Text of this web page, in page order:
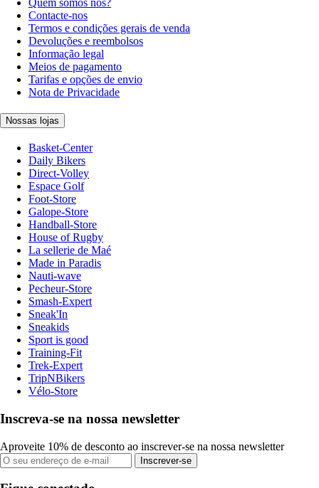
Contacte-nos
Termos e condições gerais de venda
Devoluções e reembolsos
Informação legal
Meios de pagamento
Tarifas e opções de envio
Nota de Privacidade
Nossas lojas
Basket-Center
Daily Bikers
Direct-Volley
Espace Golf
Foot-Store
Galope-Store
Handball-Store
House of Rugby
La sellerie de Maé
Made in Paradis
Nauti-wave
Pecheur-Store
Smash-Expert
Sneak'In
Sneakids
Sport is good
Training-Fit
Trek-Expert
TripNBikers
Vélo-Store
Inscreva-se na nossa newsletter
Aproveite 10% de desconto ao inscrever-se na nossa newsletter
Inscrever-se